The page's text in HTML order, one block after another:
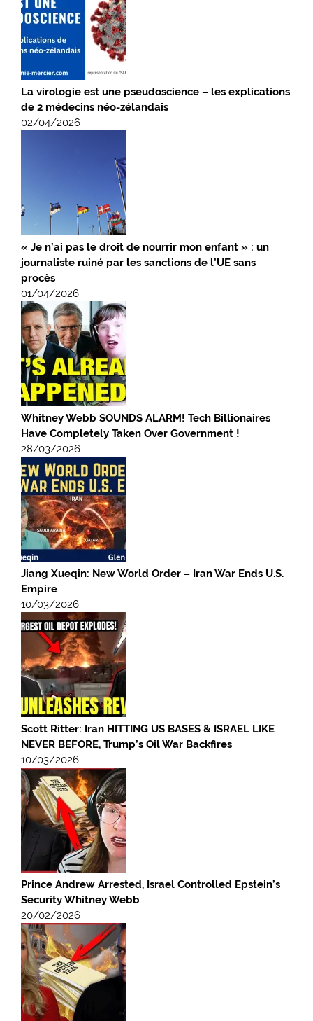
La virologie est une pseudoscience – les explications
de 2 médecins néo-zélandais
02/04/2026
« Je n’ai pas le droit de nourrir mon enfant » : un
journaliste ruiné par les sanctions de l’UE sans
procès
01/04/2026
Whitney Webb SOUNDS ALARM! Tech Billionaires
Have Completely Taken Over Government !
28/03/2026
Jiang Xueqin: New World Order – Iran War Ends U.S.
Empire
10/03/2026
Scott Ritter: Iran HITTING US BASES & ISRAEL LIKE
NEVER BEFORE, Trump’s Oil War Backfires
10/03/2026
Prince Andrew Arrested, Israel Controlled Epstein’s
Security Whitney Webb
20/02/2026